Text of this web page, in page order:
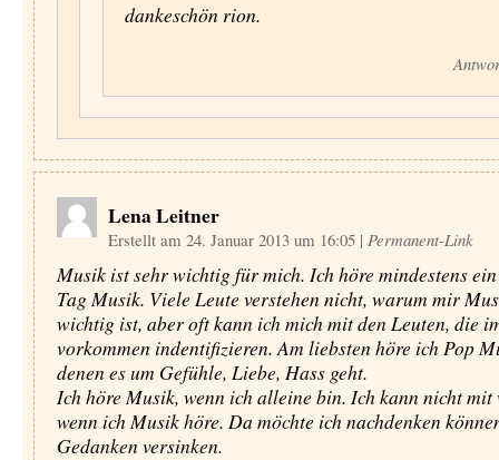
dankeschön rion.
Lena Leitner
Erstellt am 24. Januar 2013 um 16:05 | Permanent-Link
Musik ist sehr wichtig für mich. Ich höre mindestens
Tag Musik. Viele Leute verstehen nicht, warum mir
wichtig ist, aber oft kann ich mich mit den Leuten, die
vorkommen indentifizieren. Am liebsten höre ich Pop
denen es um Gefühle, Liebe, Hass geht.
Ich höre Musik, wenn ich alleine bin. Ich kann nicht mit
wenn ich Musik höre. Da möchte ich nachdenken
Gedanken versinken.